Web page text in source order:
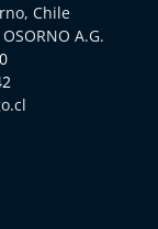
Chile
A.G.